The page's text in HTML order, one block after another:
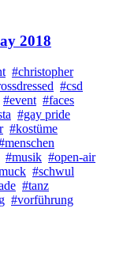
2018
#christopher
#csd
#event #faces
#gay pride
#kostüme
#musik #open-air
#schwul
#tanz
#vorführung